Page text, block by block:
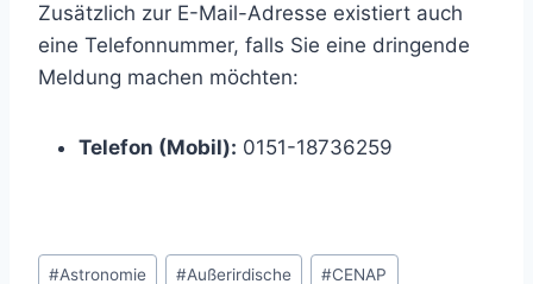
Zusätzlich zur E-Mail-Adresse existiert auch
eine Telefonnummer, falls Sie eine dringende
Meldung machen möchten:
Telefon (Mobil): 0151-18736259
Schlagworte:
#Astronomie #Außerirdische #CENAP